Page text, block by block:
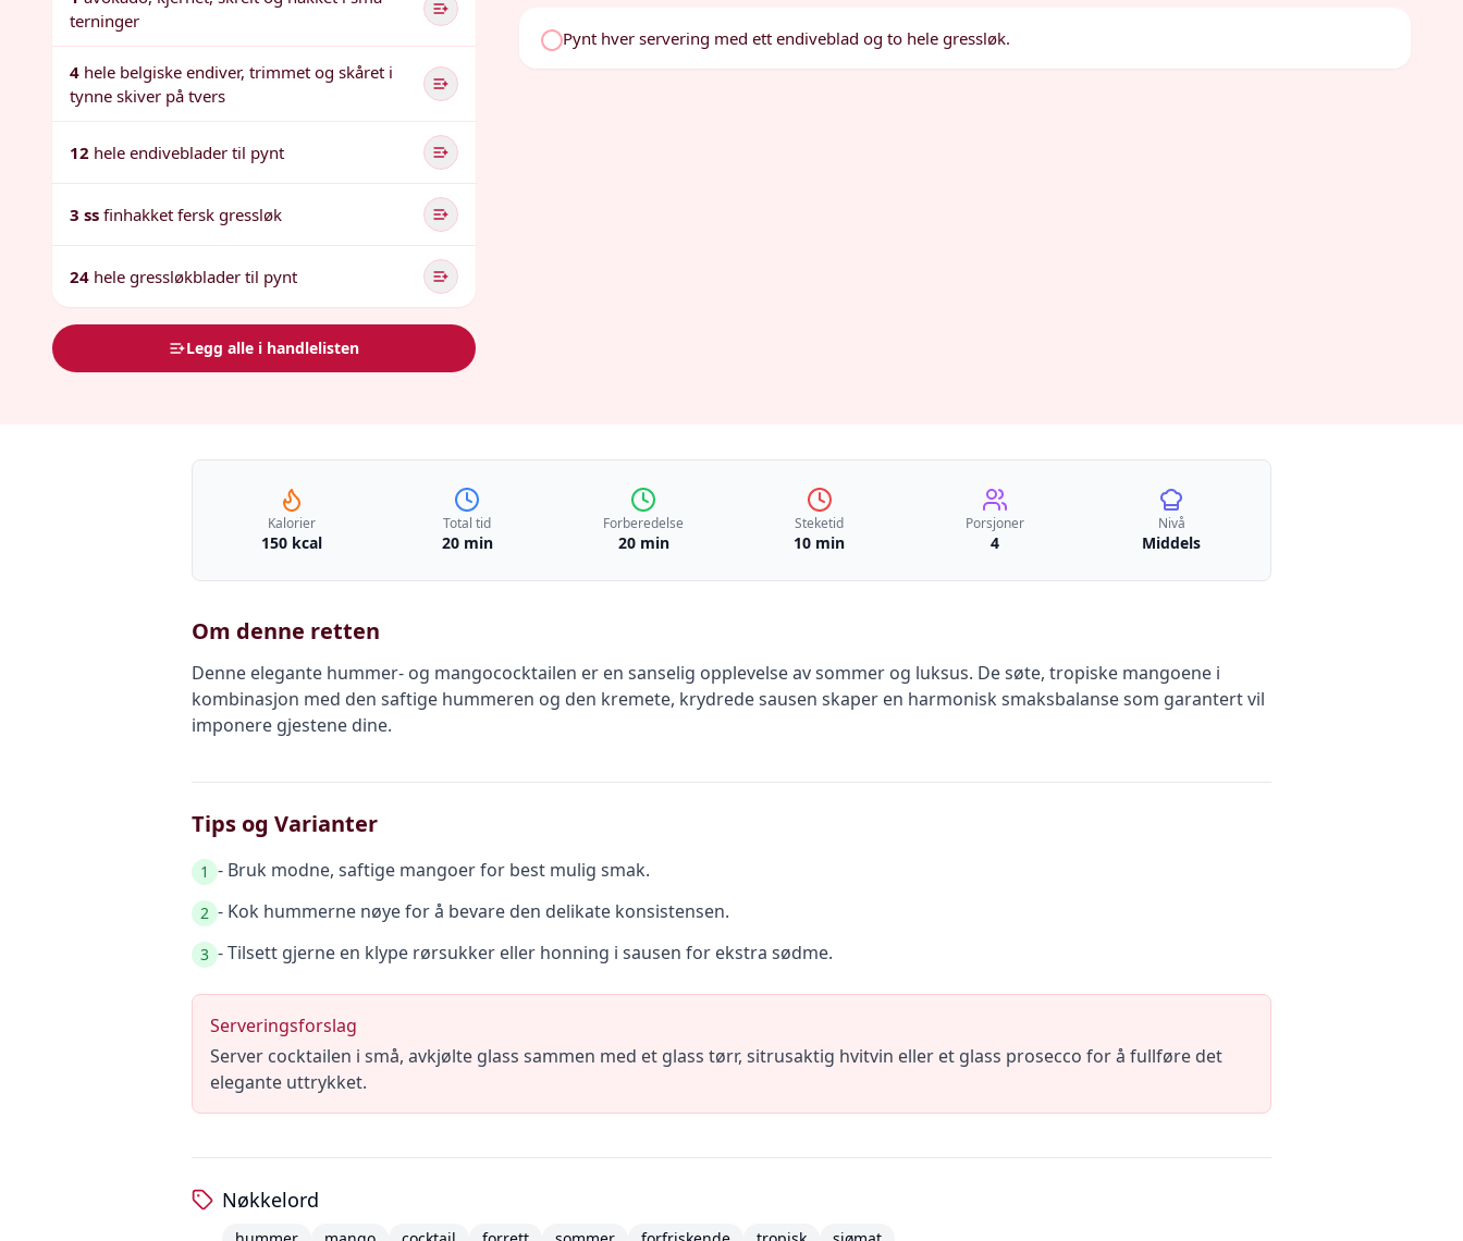
terninger
4 hele belgiske endiver, trimmet og skåret i
tynne skiver på tvers
12 hele endiveblader til pynt
3 ss finhakket fersk gressløk
24 hele gressløkblader til pynt
Legg alle i handlelisten
Pynt hver servering med ett endiveblad og to hele gressløk.
Kalorier
150 kcal
Total tid
20 min
Forberedelse
20 min
Steketid
10 min
Porsjoner
4
Nivå
Middels
Om denne retten
Denne elegante hummer- og mangococktailen er en sanselig opplevelse av sommer og luksus. De søte, tropiske mangoene i
kombinasjon med den saftige hummeren og den kremete, krydrede sausen skaper en harmonisk smaksbalanse som garantert vil
imponere gjestene dine.
Tips og Varianter
1 - Bruk modne, saftige mangoer for best mulig smak.
2 - Kok hummerne nøye for å bevare den delikate konsistensen.
3 - Tilsett gjerne en klype rørsukker eller honning i sausen for ekstra sødme.
Serveringsforslag
Server cocktailen i små, avkjølte glass sammen med et glass tørr, sitrusaktig hvitvin eller et glass prosecco for å fullføre det
elegante uttrykket.
Nøkkelord